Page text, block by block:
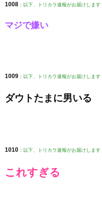
1008 : 以下、トリカラ速報がお届けします
マジで嫌い
1009 : 以下、トリカラ速報がお届けします
ダウトたまに男いる
1010 : 以下、トリカラ速報がお届けします
これすぎる